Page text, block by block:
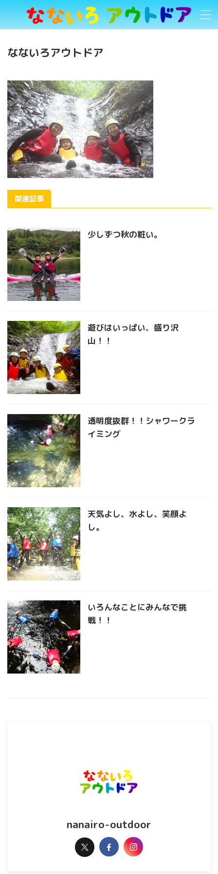
なないろアウトドア
関連記事
少しずつ秋の粧い。
遊びはいっぱい、盛り沢
山！！
透明度抜群！！シャワークラ
イミング
天気よし、水よし、笑顔よ
し。
いろんなことにみんなで挑
戦！！
nanairo-outdoor